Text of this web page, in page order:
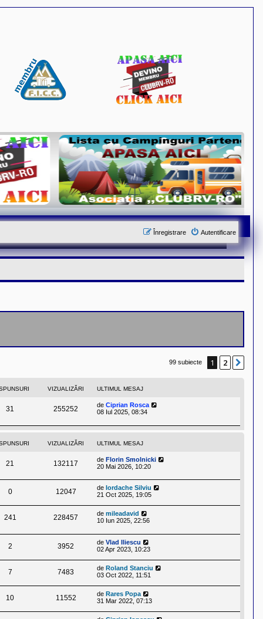
Autentificare
Înregistrare
99 subiecte 1 2
VIZUALIZĂRI ULTIMUL MESAJ
31 255252 de Ciprian Rosca
08 Iul 2025, 08:34
VIZUALIZĂRI ULTIMUL MESAJ
21 132117 de Florin Smolnicki
20 Mai 2026, 10:20
0 12047 de Iordache Silviu
21 Oct 2025, 19:05
241 228457 de mileadavid
10 Iun 2025, 22:56
2 3952 de Vlad Iliescu
02 Apr 2023, 10:23
7 7483 de Roland Stanciu
03 Oct 2022, 11:51
10 11552 de Rares Popa
31 Mar 2022, 07:13